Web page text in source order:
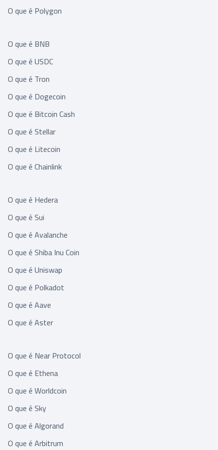
O que é Polygon
O que é BNB
O que é USDC
O que é Tron
O que é Dogecoin
O que é Bitcoin Cash
O que é Stellar
O que é Litecoin
O que é Chainlink
O que é Hedera
O que é Sui
O que é Avalanche
O que é Shiba Inu Coin
O que é Uniswap
O que é Polkadot
O que é Aave
O que é Aster
O que é Near Protocol
O que é Ethena
O que é Worldcoin
O que é Sky
O que é Algorand
O que é Arbitrum